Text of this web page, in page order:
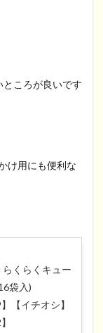
ころが良いです
け用にも便利な
くらくキュー
袋入)
【イチオシ】